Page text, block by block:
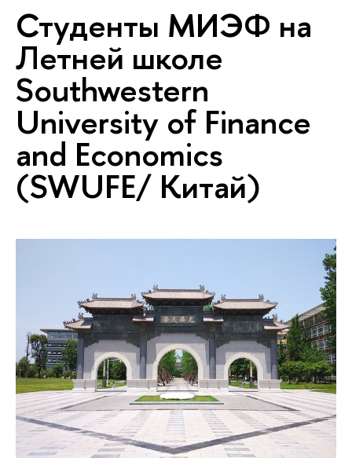
Студенты МИЭФ на
Летней школе
Southwestern
University of Finance
and Economics
(SWUFE/ Китай)